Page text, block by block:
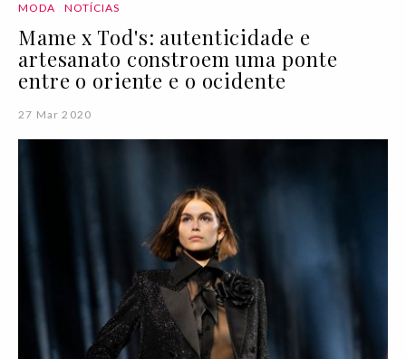
MODA NOTÍCIAS
Mame x Tod's: autenticidade e
artesanato constroem uma ponte
entre o oriente e o ocidente
27 Mar 2020